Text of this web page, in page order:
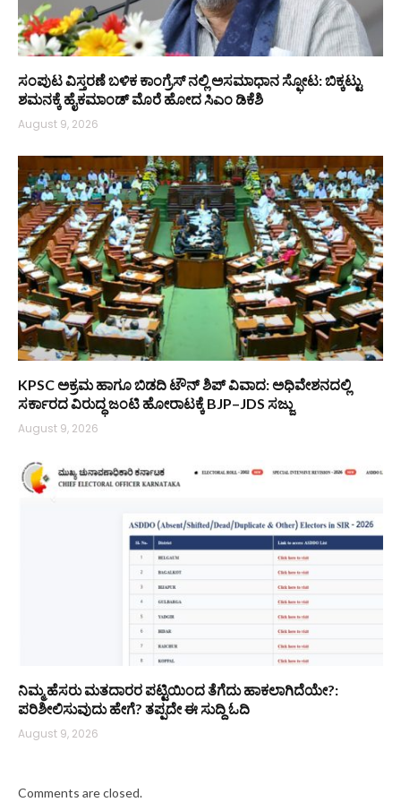
ಸಂಪುಟ ವಿಸ್ತರಣೆ ಬಳಿಕ ಕಾಂಗ್ರೆಸ್‌ ನಲ್ಲಿ ಅಸಮಾಧಾನ ಸ್ಫೋಟ: ಬಿಕ್ಕಟ್ಟು
ಶಮನಕ್ಕೆ ಹೈಕಮಾಂಡ್‌ ಮೊರೆ ಹೋದ ಸಿಎಂ ಡಿಕೆಶಿ
August 9, 2026
KPSC ಅಕ್ರಮ ಹಾಗೂ ಬಿಡದಿ ಟೌನ್‌ ಶಿಪ್ ವಿವಾದ: ಅಧಿವೇಶನದಲ್ಲಿ
ಸರ್ಕಾರದ ವಿರುದ್ಧ ಜಂಟಿ ಹೋರಾಟಕ್ಕೆ BJP–JDS ಸಜ್ಜು
August 9, 2026
ನಿಮ್ಮ ಹೆಸರು ಮತದಾರರ ಪಟ್ಟಿಯಿಂದ ತೆಗೆದು ಹಾಕಲಾಗಿದೆಯೇ?:
ಪರಿಶೀಲಿಸುವುದು ಹೇಗೆ? ತಪ್ಪದೇ ಈ ಸುದ್ದಿ ಓದಿ
August 9, 2026
Comments are closed.